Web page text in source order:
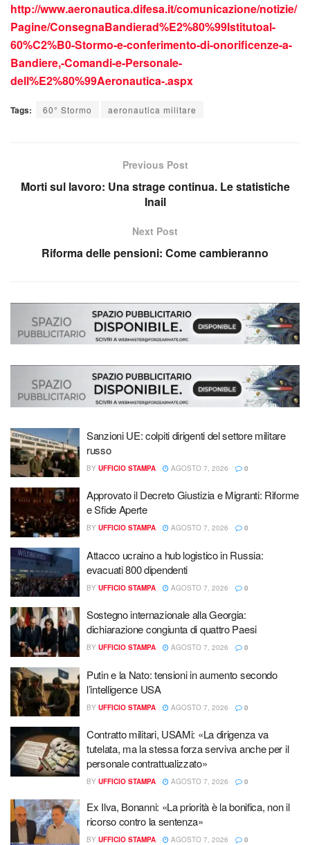
http://www.aeronautica.difesa.it/comunicazione/notizie/
Pagine/ConsegnaBandierad%E2%80%99Istitutoal-
60%C2%B0-Stormo-e-conferimento-di-onorificenze-a-
Bandiere,-Comandi-e-Personale-
dell%E2%80%99Aeronautica-.aspx
Tags: 60° Stormo aeronautica militare
Previous Post
Morti sul lavoro: Una strage continua. Le statistiche
Inail
Next Post
Riforma delle pensioni: Come cambieranno
Sanzioni UE: colpiti dirigenti del settore militare
russo
BY UFFICIO STAMPA AGOSTO 7, 2026 0
Approvato il Decreto Giustizia e Migranti: Riforme
e Sfide Aperte
BY UFFICIO STAMPA AGOSTO 7, 2026 0
Attacco ucraino a hub logistico in Russia:
evacuati 800 dipendenti
BY UFFICIO STAMPA AGOSTO 7, 2026 0
Sostegno internazionale alla Georgia:
dichiarazione congiunta di quattro Paesi
BY UFFICIO STAMPA AGOSTO 7, 2026 0
Putin e la Nato: tensioni in aumento secondo
l’intelligence USA
BY UFFICIO STAMPA AGOSTO 7, 2026 0
Contratto militari, USAMi: «La dirigenza va
tutelata, ma la stessa forza serviva anche per il
personale contrattualizzato»
BY UFFICIO STAMPA AGOSTO 7, 2026 0
Ex Ilva, Bonanni: «La priorità è la bonifica, non il
ricorso contro la sentenza»
BY UFFICIO STAMPA AGOSTO 7, 2026 0